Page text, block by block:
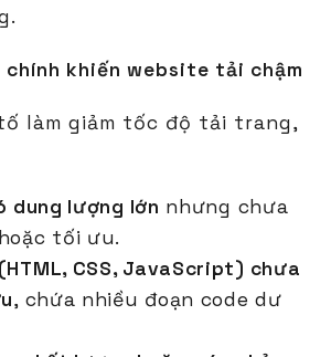
chính khiến website tải chậm
làm giảm tốc độ tải trang,
dung lượng lớn nhưng chưa
tối ưu.
CSS, JavaScript) chưa
, chứa nhiều đoạn code dư